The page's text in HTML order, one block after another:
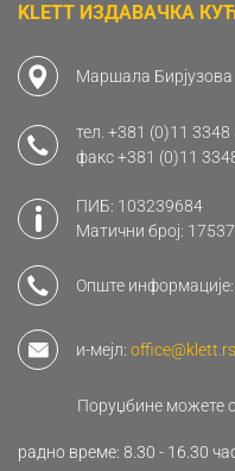
KLETT ИЗДАВАЧКА
Маршала Бирјузова
тел. +381 (0)11 3348
факс+381 (0)11
ПИБ: 103239684
Матични број:
Опште информације:
и-мејл: office@klett.rs
Поруџбине можете
радно време: 8.30 - 16.30